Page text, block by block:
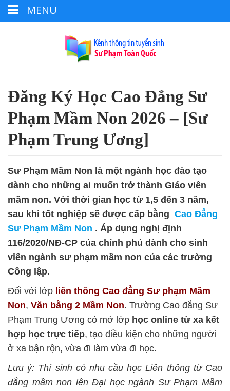
Đăng Ký Học Cao Đẳng Sư
Phạm Mầm Non 2026 – [Sư
Phạm Trung Ương]
Sư Phạm Mầm Non là một ngành học đào tạo
dành cho những ai muốn trở thành Giáo viên
mầm non. Với thời gian học từ 1,5 đến 3 năm,
sau khi tốt nghiệp sẽ được cấp bằng Cao Đẳng
Sư Phạm Mầm Non . Áp dụng nghị định
116/2020/NĐ-CP của chính phủ dành cho sinh
viên ngành sư phạm mầm non của các trường
Công lập.
Đối với lớp liên thông Cao đẳng Sư phạm Mầm
Non, Văn bằng 2 Mầm Non. Trường Cao đẳng Sư
Phạm Trung Ương có mở lớp học online từ xa kết
hợp học trực tiếp, tạo điều kiện cho những người
ở xa bận rộn, vừa đi làm vừa đi học.
Lưu ý: Thí sinh có nhu cầu học Liên thông từ Cao
đẳng mầm non lên Đại học ngành Sư Phạm Mầm
MENU